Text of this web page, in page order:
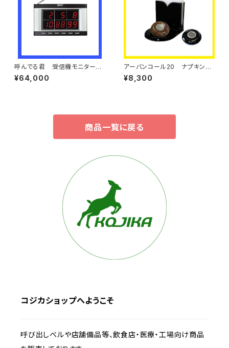
呼んでる君 受信機モニター
【単品】
¥64,000
アーバンコール20 ナプキン＆
メニュー立て付きＬＥＤ送信ボタ
ン【単品】
¥8,300
商品一覧に戻る
コジカショップへようこそ
呼び出しベルや店舗備品等、飲食店・医療・工場向け商品